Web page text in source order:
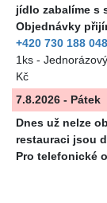
jídlo zabalíme s
Objednávky
+420 730 188 048
1ks -
Kč
7.8.2026 - Pátek
Dnes už nelze
restauraci jsou
Pro telefonické